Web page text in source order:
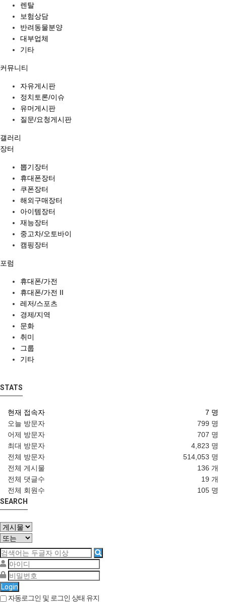
렌탈
보험상담
반려동물분양
대부업체
기타
커뮤니티
자유게시판
정치토론/이슈
유머게시판
질문/요청게시판
갤러리
장터
뽑기장터
휴대폰장터
쿠폰장터
해외구매장터
아이템장터
재능장터
중고차/오토바이
캠핑장터
포럼
휴대폰/가전
휴대폰/가전 II
레저/스포츠
경제/지역
문화
취미
그룹
기타
STATS
7 명
현재 접속자
799 명
오늘 방문자
707 명
어제 방문자
4,823 명
최대 방문자
514,053 명
전체 방문자
136 개
전체 게시물
19 개
전체 댓글수
105 명
전체 회원수
SEARCH
Login
자동로그인 및 로그인 상태 유지